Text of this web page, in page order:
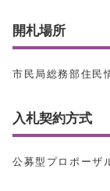
開札場所
市民局総務部住民
入札契約方式
公募型プロポーザ